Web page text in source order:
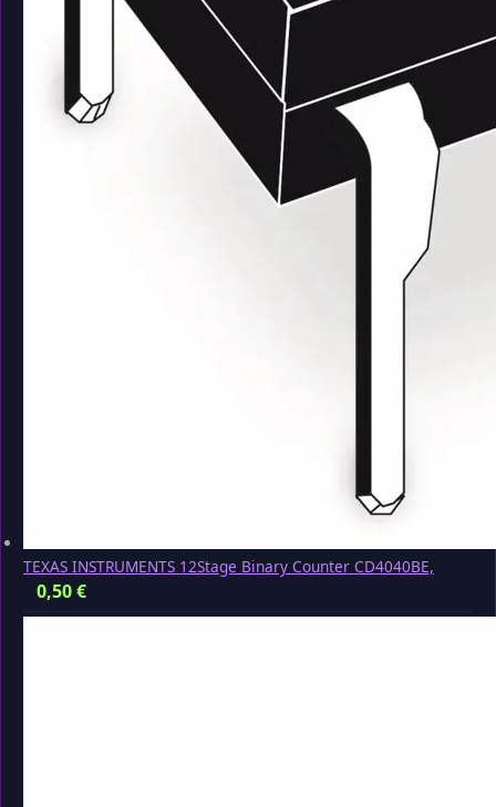
TEXAS INSTRUMENTS 12Stage Binary Counter CD4040BE,
0,50€